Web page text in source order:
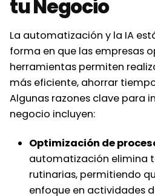
tu Negocio
La automatización y la IA
forma en que las empresas
herramientas permiten
más eficiente, ahorrar
Algunas razones clave para
negocio incluyen:
Optimización de
automatización elimina
rutinarias, permitiendo
enfoque en actividades